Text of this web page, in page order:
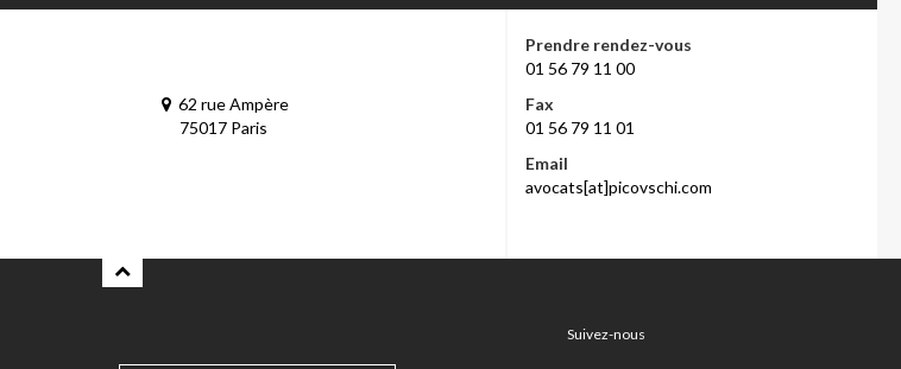
62 rue Ampère
75017 Paris
Prendre rendez-vous
01 56 79 11 00
Fax
01 56 79 11 01
Email
avocats[at]picovschi.com
Suivez-nous